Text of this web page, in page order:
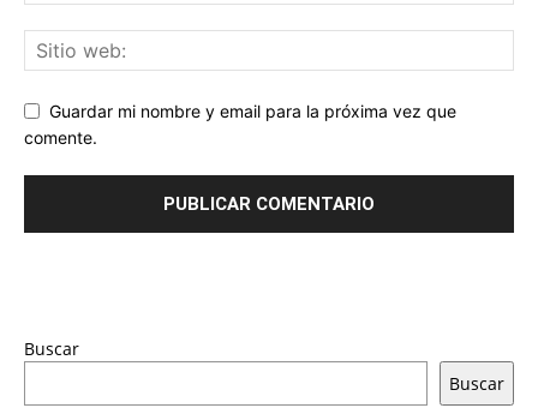
Guardar mi nombre y email para la próxima vez que
comente.
Buscar
Buscar